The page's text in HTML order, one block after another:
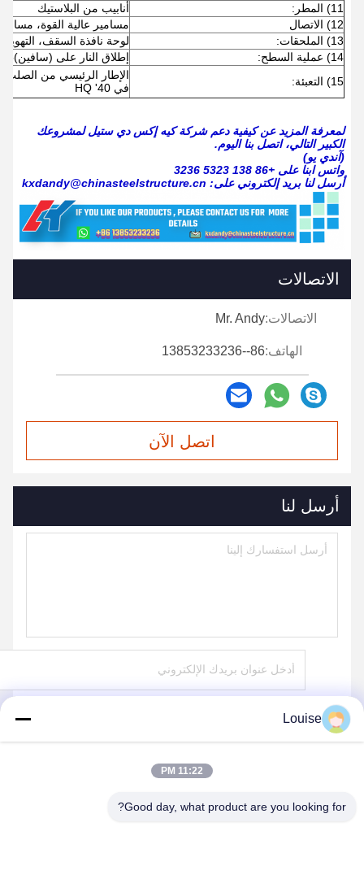
11) المطر:
أنابيب من البلاستيك
12) الاتصال
مسامير عالية القوة،
13) الملحقات:
لوحة نافذة السقف، التهوية،
14) عملية السطح:
إطلاق النار على (سافين)5طبقتان من الطلاء المضاد للصدأ أو الغلفاني
15) التعبئة:
في 40' HQ
لمعرفة المزيد عن كيفية دعم شركة كيه إكس دي ستيل لمشروعك
الكبير التالي، اتصل بنا اليوم.
(آندي يو)
واتس ابنا على +86 138 5323 3236
أرسل لنا بريد إلكتروني على: kxdandy@chinasteelstructure.cn
الاتصالات
الاتصالات:Mr. Andy
الهاتف:86--13853233236
اتصل الآن
أرسل لنا
Louise
11:22 PM
Good day, what product are you looking for?